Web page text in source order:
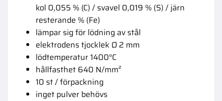
kol 0,055 % (C) / svavel 0,019 % (S) / järn
resterande % (Fe)
lämpar sig för lödning av stål
elektrodens tjocklek Ø 2 mm
lödtemperatur 1400°C
hållfasthet 640 N/mm²
10 st / förpackning
inget pulver behövs